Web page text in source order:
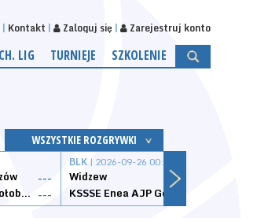
Kontakt Zaloguj się Zarejestruj konto
LIG TURNIEJE SZKOLENIE
WSZYSTKIE ROZGRYWKI
---
Datzzy Kotwica Port Kołobrzeg ---
BLK | 2026-09-26 00:00
Widzew